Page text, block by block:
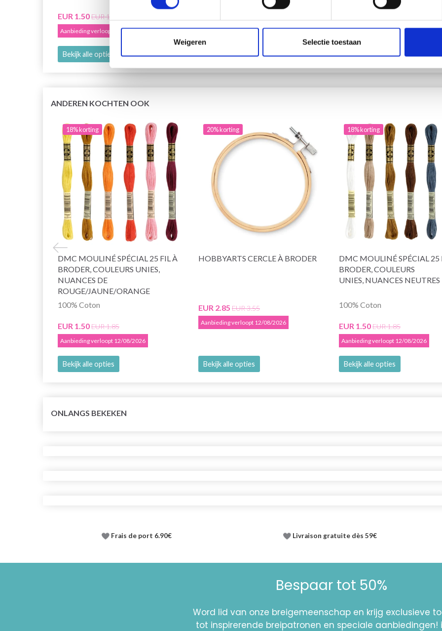
Weigeren Selectie toestaan
EUR 1.50EUR 1.85
Aanbieding verloopt 12/08/2026
Bekijk alle opties Bekijk alle opties
Aanbieding verloopt 12/08/2026
Bekijk alle opties
ANDEREN KOCHTEN OOK
18% korting
DMC MOULINÉ SPÉCIAL 25 FIL À
BRODER, COULEURS UNIES,
NUANCES DE
ROUGE/JAUNE/ORANGE
100% Coton
EUR 1.50EUR 1.85
Aanbieding verloopt 12/08/2026
Bekijk alle opties
20% korting
HOBBYARTS CERCLE À BRODER
EUR 2.85 EUR 3.55
Aanbieding verloopt 12/08/2026
Bekijk alle opties
18% korting
DMC MOULINÉ SPÉCIAL 25
BRODER, COULEURS
UNIES, NUANCES NEUTRES
100% Coton
EUR 1.50EUR 1.85
Aanbieding verloopt 12/08/2026
Bekijk alle opties
ONLANGS BEKEKEN
Frais de port 6.90€ Livraison gratuite dès 59€
Bespaar tot 50%
Word lid van onze breigemeenschap en krijg exclusieve
tot inspirerende breipatronen en speciale aanbiedingen!